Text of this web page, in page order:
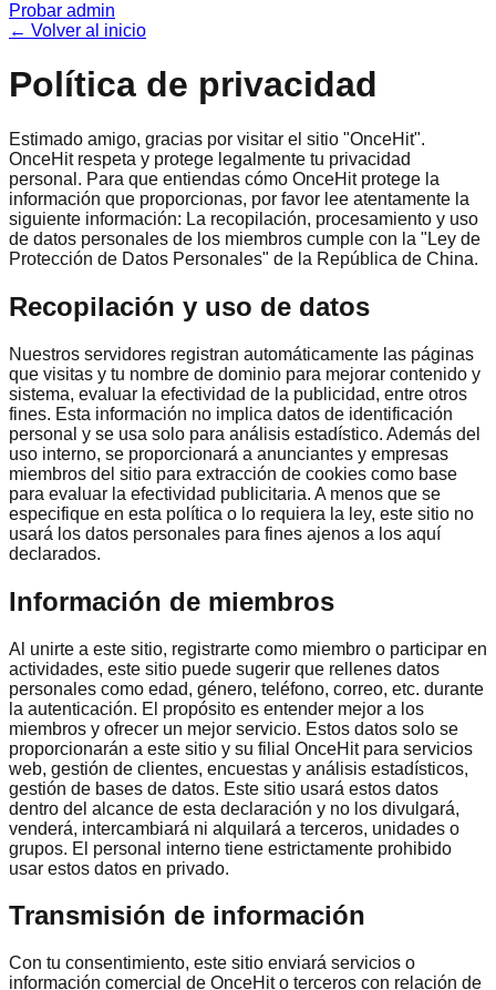
Probar admin
← Volver al inicio
Política de privacidad
Estimado amigo, gracias por visitar el sitio "OnceHit".
OnceHit respeta y protege legalmente tu privacidad
personal. Para que entiendas cómo OnceHit protege la
información que proporcionas, por favor lee atentamente la
siguiente información: La recopilación, procesamiento y uso
de datos personales de los miembros cumple con la "Ley de
Protección de Datos Personales" de la República de China.
Recopilación y uso de datos
Nuestros servidores registran automáticamente las páginas
que visitas y tu nombre de dominio para mejorar contenido y
sistema, evaluar la efectividad de la publicidad, entre otros
fines. Esta información no implica datos de identificación
personal y se usa solo para análisis estadístico. Además del
uso interno, se proporcionará a anunciantes y empresas
miembros del sitio para extracción de cookies como base
para evaluar la efectividad publicitaria. A menos que se
especifique en esta política o lo requiera la ley, este sitio no
usará los datos personales para fines ajenos a los aquí
declarados.
Información de miembros
Al unirte a este sitio, registrarte como miembro o participar en
actividades, este sitio puede sugerir que rellenes datos
personales como edad, género, teléfono, correo, etc. durante
la autenticación. El propósito es entender mejor a los
miembros y ofrecer un mejor servicio. Estos datos solo se
proporcionarán a este sitio y su filial OnceHit para servicios
web, gestión de clientes, encuestas y análisis estadísticos,
gestión de bases de datos. Este sitio usará estos datos
dentro del alcance de esta declaración y no los divulgará,
venderá, intercambiará ni alquilará a terceros, unidades o
grupos. El personal interno tiene estrictamente prohibido
usar estos datos en privado.
Transmisión de información
Con tu consentimiento, este sitio enviará servicios o
información comercial de OnceHit o terceros con relación de